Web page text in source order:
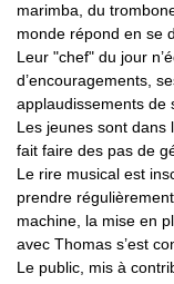
marimba, du
monde répond en se
Leur "chef" du jour
d’encouragements,
applaudissements de
Les jeunes sont dans
fait faire des pas de
Le rire musical est
prendre
machine, la mise en
avec Thomas s’est
Le public, mis à